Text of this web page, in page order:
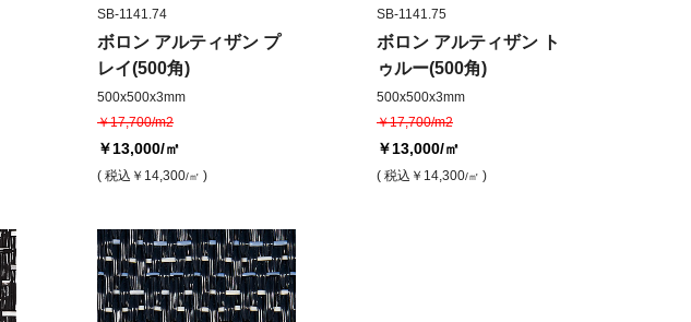
SB-1141.74
ボロン アルティザン プ
レイ(500角)
500x500x3mm
￥17,700/m2
￥13,000/㎡
( 税込 ￥14,300/㎡ )
SB-1141.75
ボロン アルティザン ト
ゥルー(500角)
500x500x3mm
￥17,700/m2
￥13,000/㎡
( 税込 ￥14,300/㎡ )